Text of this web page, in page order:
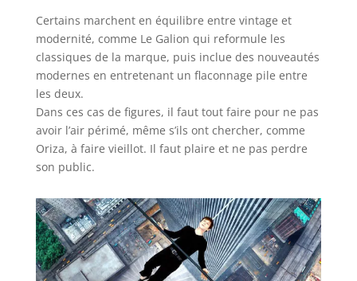
Certains marchent en équilibre entre vintage et
modernité, comme Le Galion qui reformule les
classiques de la marque, puis inclue des nouveautés
modernes en entretenant un flaconnage pile entre
les deux.
Dans ces cas de figures, il faut tout faire pour ne pas
avoir l’air périmé, même s’ils ont chercher, comme
Oriza, à faire vieillot. Il faut plaire et ne pas perdre
son public.